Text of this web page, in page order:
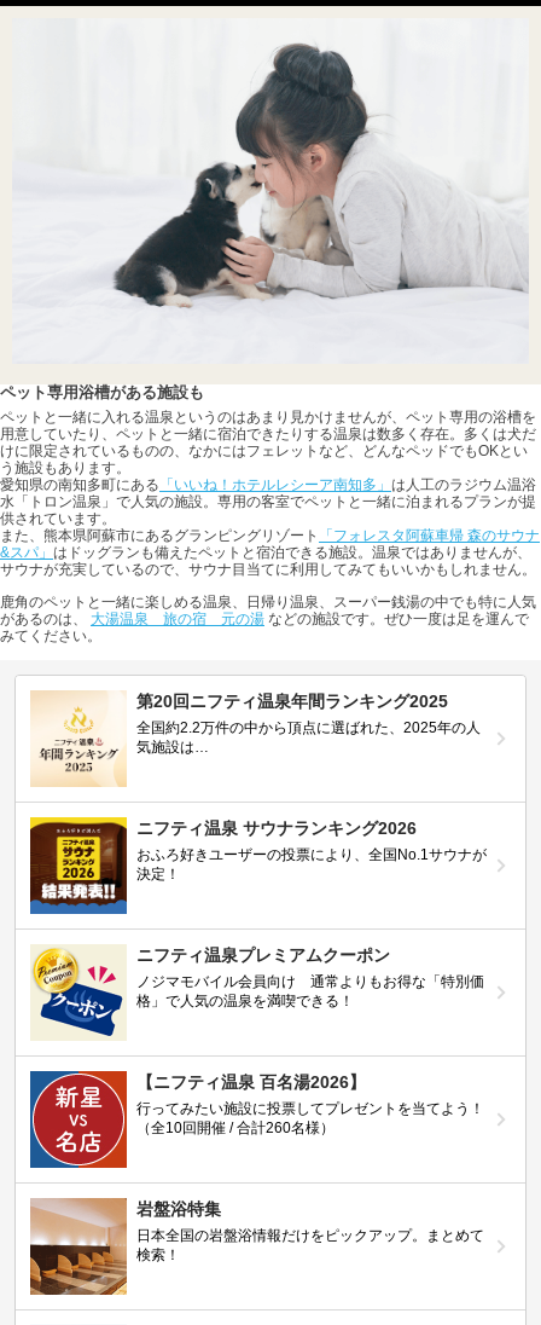
ペット専用浴槽がある施設も
ペットと一緒に入れる温泉というのはあまり見かけませんが、ペット専用の浴槽を
用意していたり、ペットと一緒に宿泊できたりする温泉は数多く存在。多くは犬だ
けに限定されているものの、なかにはフェレットなど、どんなペッドでもOKとい
う施設もあります。
愛知県の南知多町にある 「いいね！ホテルレシーア南知多」 は人工のラジウム温浴
水「トロン温泉」で人気の施設。専用の客室でペットと一緒に泊まれるプランが提
供されています。
また、熊本県阿蘇市にあるグランピングリゾート
「フォレスタ阿蘇車帰 森のサウナ
&スパ」 はドッグランも備えたペットと宿泊できる施設。温泉ではありませんが、
サウナが充実しているので、サウナ目当てに利用してみてもいいかもしれません。
鹿角のペットと一緒に楽しめる温泉、日帰り温泉、スーパー銭湯の中でも特に人気
があるのは、 大湯温泉 旅の宿 元の湯 などの施設です。ぜひ一度は足を運んで
みてください。
第20回ニフティ温泉年間ランキング2025
全国約2.2万件の中から頂点に選ばれた、2025年の人
気施設は…
ニフティ温泉 サウナランキング2026
おふろ好きユーザーの投票により、全国No.1サウナが
決定！
ニフティ温泉プレミアムクーポン
ノジマモバイル会員向け 通常よりもお得な「特別価
格」で人気の温泉を満喫できる！
【ニフティ温泉 百名湯2026】
行ってみたい施設に投票してプレゼントを当てよう！
（全10回開催 / 合計260名様）
岩盤浴特集
日本全国の岩盤浴情報だけをピックアップ。まとめて
検索！